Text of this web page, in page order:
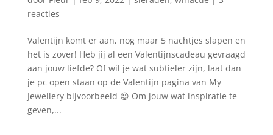
reacties
Valentijn komt er aan, nog maar 5 nachtjes slapen en
het is zover! Heb jij al een Valentijnscadeau gevraagd
aan jouw liefde? Of wil je wat subtieler zijn, laat dan
je pc open staan op de Valentijn pagina van My
Jewellery bijvoorbeeld 😉 Om jouw wat inspiratie te
geven,...